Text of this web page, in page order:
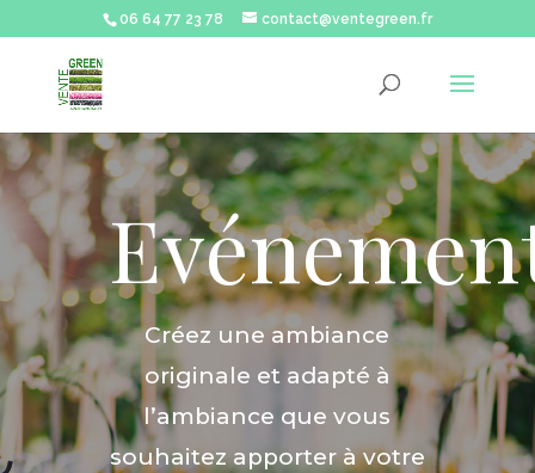
06 64 77 23 78 contact@ventegreen.fr
Créez une ambiance
originale et adapté à
l’ambiance que vous
souhaitez apporter à votre